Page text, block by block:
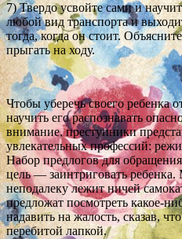
7) Твердо усвойте сами и
любой вид транспорта и
тогда, когда он стоит.
прыгать на ходу.
Чтобы уберечь своего ребенка
научить его распознавать
внимание, преступники
увлекательных профессий:
Набор предлогов для
цель — заинтриговать ребенка.
неподалеку лежит ничей
предложат посмотреть какое-
надавить на жалость, сказав,
перебитой лапкой.